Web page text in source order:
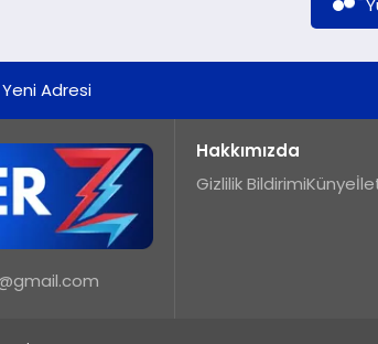
Adresi
Hakkımızda
Gizlilik BildirimiKünye